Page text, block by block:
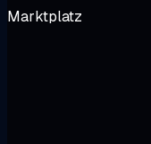
Marktplatz